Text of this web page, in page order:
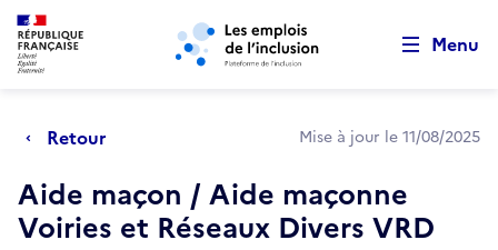
Aller au menu principal Aller au contenu principal
Menu
Retour Mise à jour le 11/08/2025
Aide maçon / Aide maçonne
Voiries et Réseaux Divers VRD
Retour au début de la page
Panneau de gestion des cookies